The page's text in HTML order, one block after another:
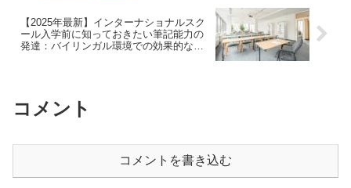
【2025年最新】インターナショナルスク
ール入学前に知っておきたい筆記能力の
発達：バイリンガル環境での効果的なラ
コメント
コメントを書き込む